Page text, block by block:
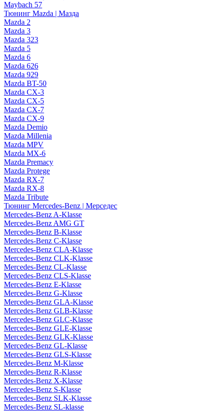
Maybach 57
Тюнинг Mazda | Мазда
Mazda 2
Mazda 3
Mazda 323
Mazda 5
Mazda 6
Mazda 626
Mazda 929
Mazda BT-50
Mazda CX-3
Mazda CX-5
Mazda CX-7
Mazda CX-9
Mazda Demio
Mazda Millenia
Mazda MPV
Mazda MX-6
Mazda Premacy
Mazda Protege
Mazda RX-7
Mazda RX-8
Mazda Tribute
Тюнинг Mercedes-Benz | Мерседес
Mercedes-Benz A-Klasse
Mercedes-Benz AMG GT
Mercedes-Benz B-Klasse
Mercedes-Benz C-Klasse
Mercedes-Benz CLA-Klasse
Mercedes-Benz CLK-Klasse
Mercedes-Benz CL-Klasse
Mercedes-Benz CLS-Klasse
Mercedes-Benz E-Klasse
Mercedes-Benz G-Klasse
Mercedes-Benz GLA-Klasse
Mercedes-Benz GLB-Klasse
Mercedes-Benz GLC-Klasse
Mercedes-Benz GLE-Klasse
Mercedes-Benz GLK-Klasse
Mercedes-Benz GL-Klasse
Mercedes-Benz GLS-Klasse
Mercedes-Benz M-Klasse
Mercedes-Benz R-Klasse
Mercedes-Benz X-Klasse
Mercedes-Benz S-Klasse
Mercedes-Benz SLK-Klasse
Mercedes-Benz SL-klasse